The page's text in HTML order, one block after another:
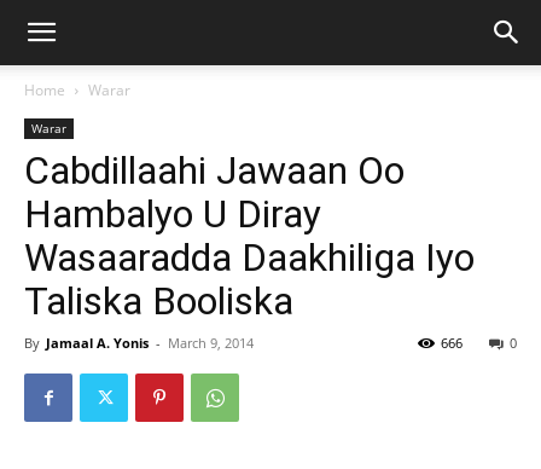
Home Warar
Warar
Cabdillaahi Jawaan Oo
Hambalyo U Diray
Wasaaradda Daakhiliga Iyo
Taliska Booliska
By Jamaal A. Yonis - March 9, 2014 0
666